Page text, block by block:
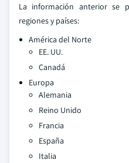
La información anterior se
regiones y países:
América del Norte
EE. UU.
Canadá
Europa
Alemania
Reino Unido
Francia
España
Italia